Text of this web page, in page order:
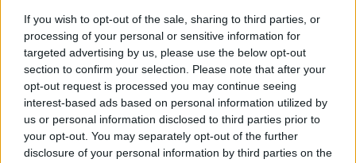
If you wish to opt-out of the sale, sharing to third parties, or
processing of your personal or sensitive information for
targeted advertising by us, please use the below opt-out
section to confirm your selection. Please note that after your
opt-out request is processed you may continue seeing
interest-based ads based on personal information utilized by
us or personal information disclosed to third parties prior to
your opt-out. You may separately opt-out of the further
disclosure of your personal information by third parties on the
sveikatos sistemos resursai – tiek finansiniai,
tiek žmogiškieji yra riboti, todėl labai svarbu
juos racionaliai ir efektyviai naudoti.